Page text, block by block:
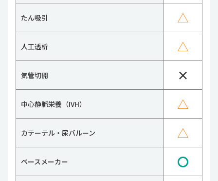
たん吸引 △
人工透析 △
気管切開 ×
中心静脈栄養（IVH） △
カテーテル・尿バルーン △
ペースメーカー 〇